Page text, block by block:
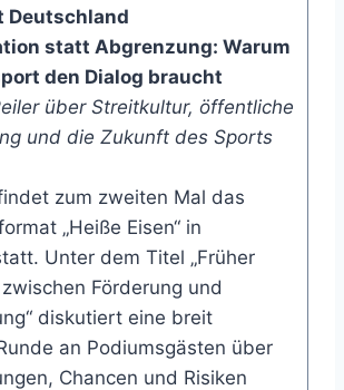
Deutschland
statt Abgrenzung: Warum
den Dialog braucht
über Streitkultur, öffentliche
und die Zukunft des Sports
zum zweiten Mal das
„Heiße Eisen“ in
Unter dem Titel „Früher
Förderung und
diskutiert eine breit
an Podiumsgästen über
Chancen und Risiken